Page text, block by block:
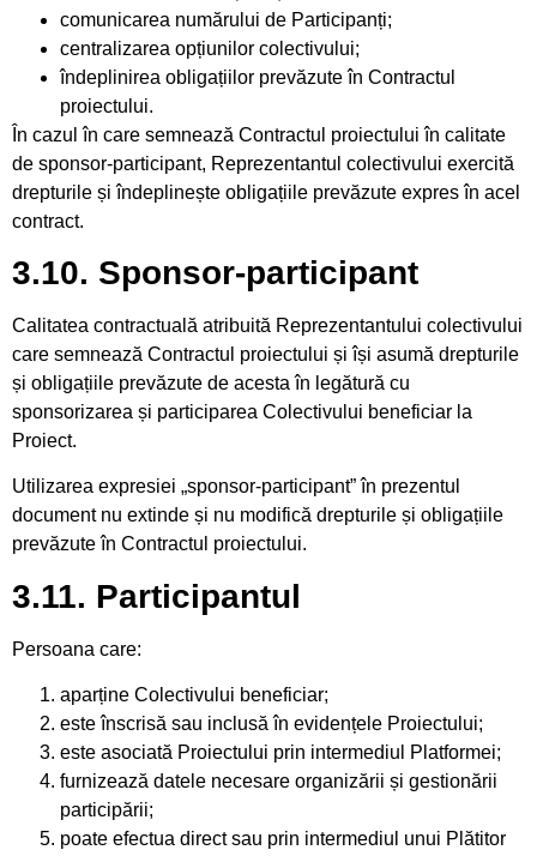
comunicarea numărului de Participanți;
centralizarea opțiunilor colectivului;
îndeplinirea obligațiilor prevăzute în Contractul
proiectului.
În cazul în care semnează Contractul proiectului în calitate
de sponsor-participant, Reprezentantul colectivului exercită
drepturile și îndeplinește obligațiile prevăzute expres în acel
contract.
3.10. Sponsor-participant
Calitatea contractuală atribuită Reprezentantului colectivului
care semnează Contractul proiectului și își asumă drepturile
și obligațiile prevăzute de acesta în legătură cu
sponsorizarea și participarea Colectivului beneficiar la
Proiect.
Utilizarea expresiei „sponsor-participant” în prezentul
document nu extinde și nu modifică drepturile și obligațiile
prevăzute în Contractul proiectului.
3.11. Participantul
Persoana care:
aparține Colectivului beneficiar;
este înscrisă sau inclusă în evidențele Proiectului;
este asociată Proiectului prin intermediul Platformei;
furnizează datele necesare organizării și gestionării
participării;
poate efectua direct sau prin intermediul unui Plătitor